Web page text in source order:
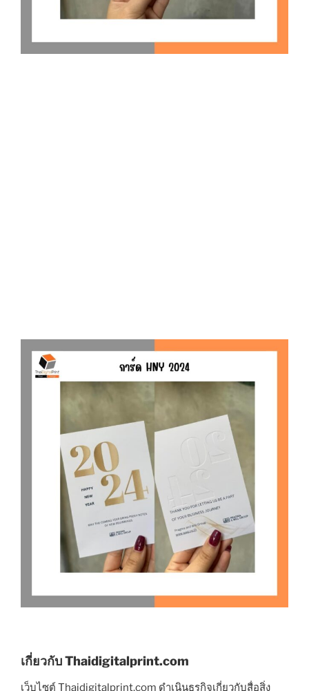
เกี่ยวกับ Thaidigitalprint.com
เว็บไซต์ Thaidigitalprint.com ดำเนินธุรกิจเกี่ยวกับสื่อสิ่ง